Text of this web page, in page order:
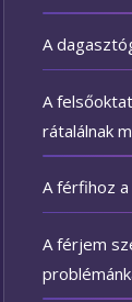
A
A
rátalálnak
A férfihoz
A férjem